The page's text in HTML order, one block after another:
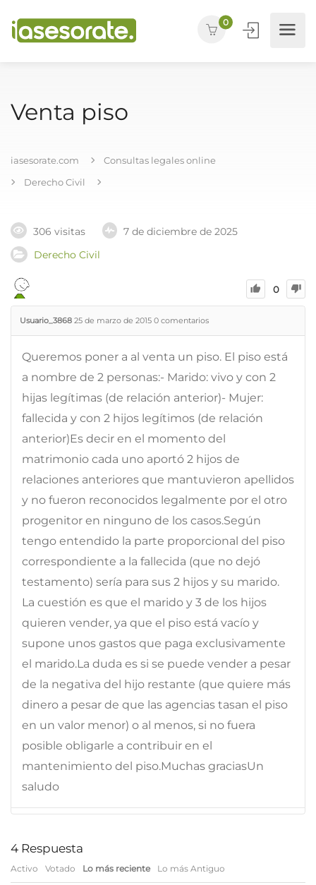
0
Venta piso
iasesorate.com
Consultas legales online
Derecho Civil
306 visitas
7 de diciembre de 2025
Derecho Civil
0
Usuario_3868 25 de marzo de 2015 0 comentarios
Queremos poner a al venta un piso. El piso está
a nombre de 2 personas:- Marido: vivo y con 2
hijas legítimas (de relación anterior)- Mujer:
fallecida y con 2 hijos legítimos (de relación
anterior)Es decir en el momento del
matrimonio cada uno aportó 2 hijos de
relaciones anteriores que mantuvieron apellidos
y no fueron reconocidos legalmente por el otro
progenitor en ninguno de los casos.Según
tengo entendido la parte proporcional del piso
correspondiente a la fallecida (que no dejó
testamento) sería para sus 2 hijos y su marido.
La cuestión es que el marido y 3 de los hijos
quieren vender, ya que el piso está vacío y
supone unos gastos que paga exclusivamente
el marido.La duda es si se puede vender a pesar
de la negativa del hijo restante (que quiere más
dinero a pesar de que las agencias tasan el piso
en un valor menor) o al menos, si no fuera
posible obligarle a contribuir en el
mantenimiento del piso.Muchas graciasUn
saludo
4 Respuesta
Activo Votado Lo más reciente Lo más Antiguo